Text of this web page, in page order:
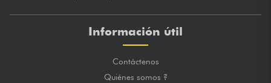
Información útil
Contáctenos
Quiénes somos ?